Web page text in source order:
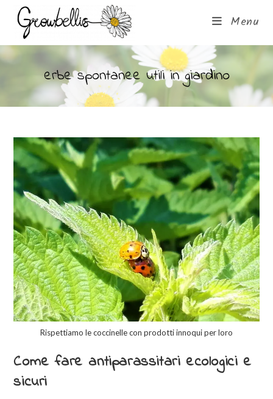
Menu
erbe spontanee utili in giardino
Rispettiamo le coccinelle con prodotti innoqui per loro
Come fare antiparassitari ecologici e
sicuri